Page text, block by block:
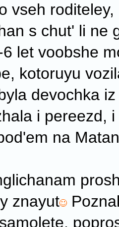
vseh
s chut' li ne
let voobshe
kotoruyu
devochka
i pereezd,
na
znayut